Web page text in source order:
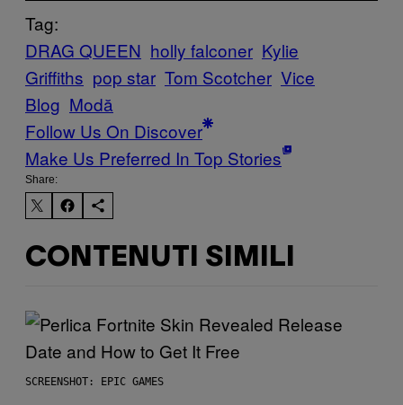
Tag:
DRAG QUEEN holly falconer Kylie
Griffiths pop star Tom Scotcher Vice
Blog Μodă
Follow Us On Discover
Make Us Preferred In Top Stories
Share:
CONTENUTI SIMILI
SCREENSHOT: EPIC GAMES